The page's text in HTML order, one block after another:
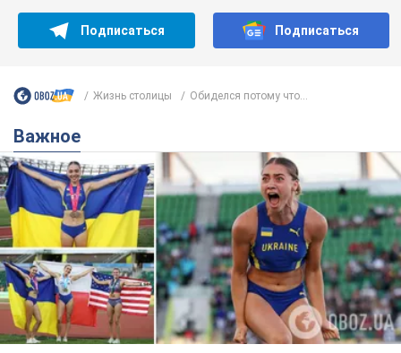
Красавица из Львова с рекордом выиграла
историческую медаль для Украины на
чемпионате мира по легкой атлетике U20.
Видео
Наша соотечественница блестяще выступила в Орегоне
10 часов назад 48,3 т.
Бритни Спирс призналась в уколах